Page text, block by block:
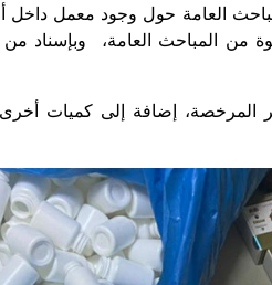
العامة حول وجود معمل
من المباحث العامة، وبإسناد
إضافة إلى كميات أخرى